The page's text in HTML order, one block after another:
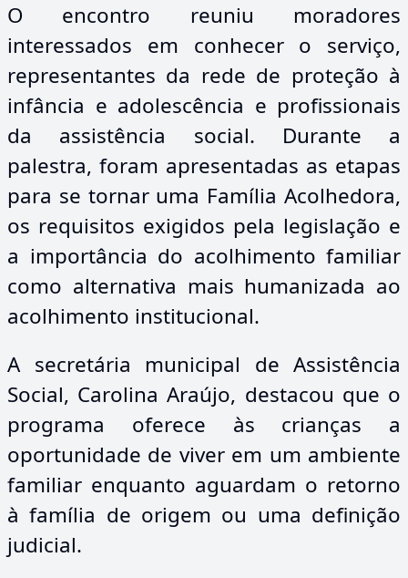
O encontro reuniu moradores
interessados em conhecer o serviço,
representantes da rede de proteção à
infância e adolescência e profissionais
da assistência social. Durante a
palestra, foram apresentadas as etapas
para se tornar uma Família Acolhedora,
os requisitos exigidos pela legislação e
a importância do acolhimento familiar
como alternativa mais humanizada ao
acolhimento institucional.
A secretária municipal de Assistência
Social, Carolina Araújo, destacou que o
programa oferece às crianças a
oportunidade de viver em um ambiente
familiar enquanto aguardam o retorno
à família de origem ou uma definição
judicial.